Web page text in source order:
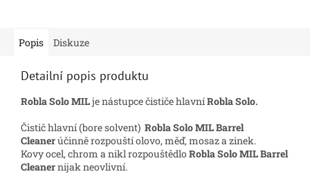
Popis Diskuze
Detailní popis produktu
Robla Solo MILje nástupce čističe hlavníRobla Solo.
Čistič hlavní (bore solvent) Robla Solo MIL Barrel
Cleanerúčinně rozpouští olovo, měď, mosaz a zinek.
Kovy ocel, chrom a nikl rozpouštědloRobla Solo MIL Barrel
Cleanernijak neovlivní.